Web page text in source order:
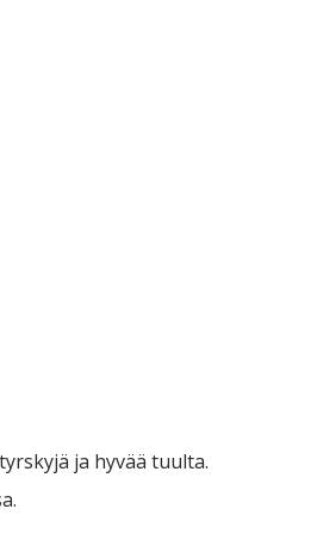
ja hyvää tuulta.